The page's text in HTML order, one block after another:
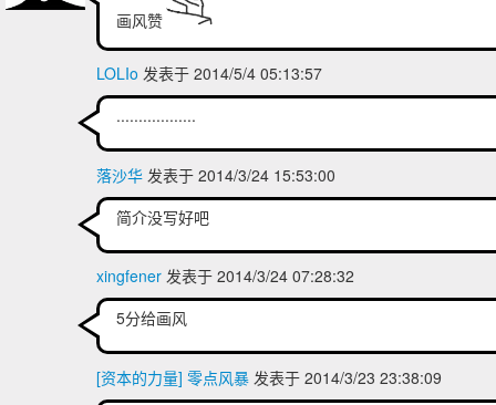
画风赞
LOLIo 发表于 2014/5/4 05:13:57
..................
落沙华 发表于 2014/3/24 15:53:00
简介没写好吧
xingfener 发表于 2014/3/24 07:28:32
5分给画风
[资本的力量] 零点风暴 发表于 2014/3/23 23:38:09